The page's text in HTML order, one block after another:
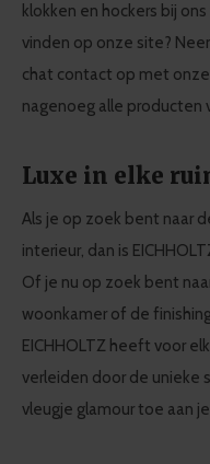
klokken en hockers bij
vinden op onze site?
chat contact op met onze
nagenoeg alle producten
Luxe in elke
Als je op zoek bent naar
interieur, dan is
Of je nu op zoek bent
woonkamer of de
EICHHOLTZ heeft voor
verleiden door de unieke
vleugje glamour toe aan